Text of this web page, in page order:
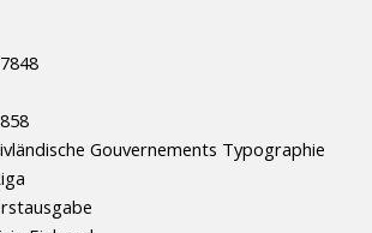
Gouvernements Typographie